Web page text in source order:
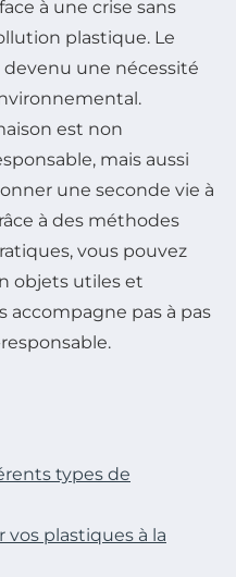
à une crise sans
plastique. Le
une nécessité
est non
mais aussi
une seconde vie à
à des méthodes
vous pouvez
objets utiles et
accompagne pas à pas
types de
plastiques à la